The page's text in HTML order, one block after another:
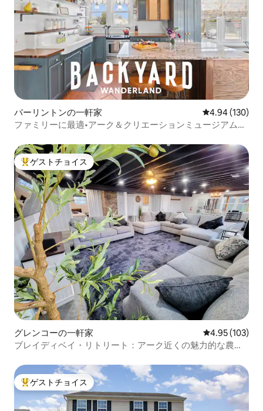
バーリントンの一軒家 レビュー130
4.94 (130)
ファミリーに最適•アーク＆クリエーションミュージアムの
大好評のゲストチョイスです。
ゲストチョイス
グレンコーの一軒家 レビュー103
4.95 (103)
ブレイディベイ・リトリート：アーク近くの魅力的な農場
大好評のゲストチョイスです。
ゲストチョイス